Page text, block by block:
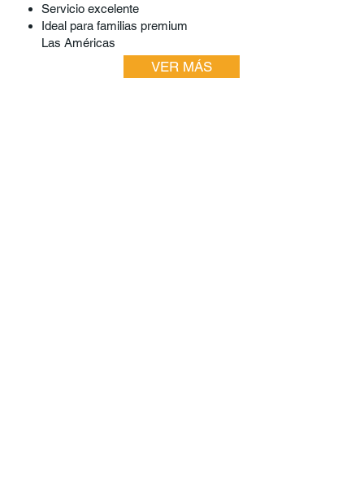
Servicio excelente
Ideal para familias premium
Las Américas
VER MÁS